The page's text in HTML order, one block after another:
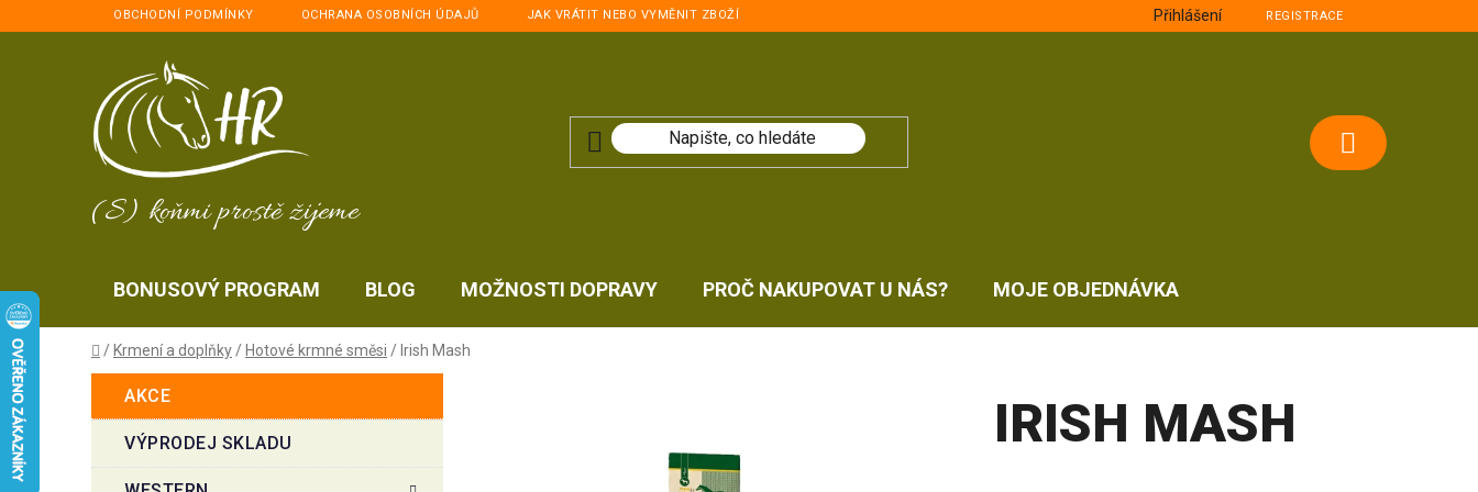
na
OBCHODNÍ PODMÍNKY OCHRANA OSOBNÍCH ÚDAJŮ JAK VRÁTIT NEBO VYMĚNIT ZBOŽÍ Přihlášení REGISTRACE
(S) koňmi prostě žijeme
NÁKUPNÍ
BONUSOVÝ PROGRAM BLOG MOŽNOSTI DOPRAVY PROČ NAKUPOVAT U NÁS? MOJE OBJEDNÁVKA
Domů
/ Krmení a doplňky / Hotové krmné směsi / Irish Mash
o
t
kategorie
AKCE
VÝPRODEJ SKLADU IRISH MASH